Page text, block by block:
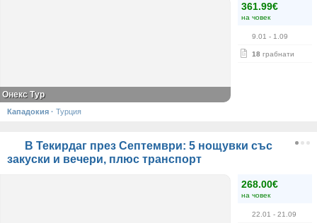
361.99€
на човек
9.01 - 1.09
18 грабнати
Онекс Тур
Кападокия · Турция
В Текирдаг през Септември: 5 нощувки със
закуски и вечери, плюс транспорт
268.00€
на човек
22.01 - 21.09